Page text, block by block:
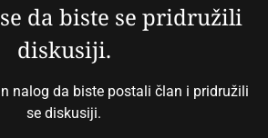
da biste se pridružili
diskusiji.
nalog da biste postali član i pridružili
se diskusiji.